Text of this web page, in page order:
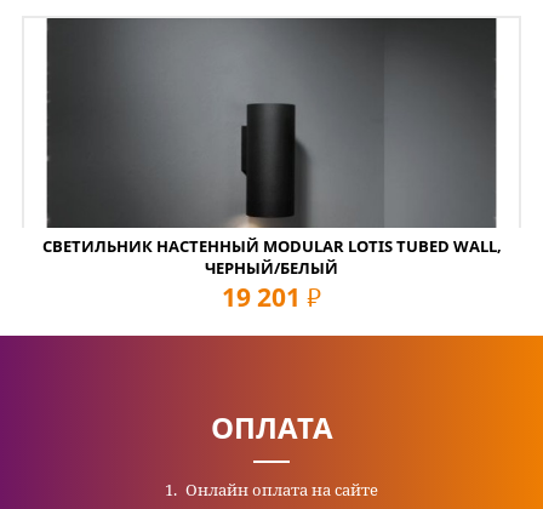
СВЕТИЛЬНИК НАСТЕННЫЙ MODULAR LOTIS TUBED WALL,
ЧЕРНЫЙ/БЕЛЫЙ
19 201 руб
ОПЛАТА
Онлайн оплата на сайте